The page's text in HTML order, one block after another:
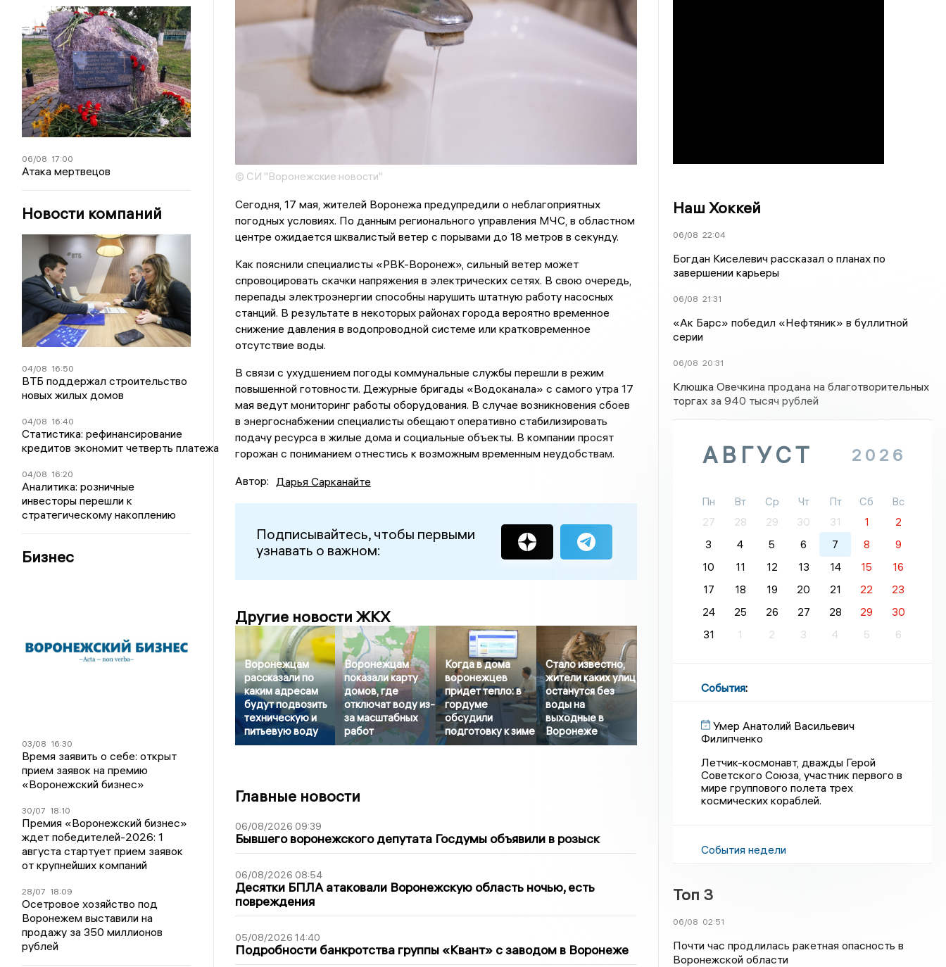
06/08 17:00
Атака мертвецов
Новости компаний
04/08 16:50
ВТБ поддержал строительство
новых жилых домов
04/08 16:40
Статистика: рефинансирование
кредитов экономит четверть платежа
04/08 16:20
Аналитика: розничные
инвесторы перешли к
стратегическому накоплению
Бизнес
03/08 16:30
Время заявить о себе: открыт
прием заявок на премию
«Воронежский бизнес»
30/07 18:10
Премия «Воронежский бизнес»
ждет победителей-2026: 1
августа стартует прием заявок
от крупнейших компаний
28/07 18:09
Осетровое хозяйство под
Воронежем выставили на
продажу за 350 миллионов
рублей
© СИ "Воронежские новости"
Сегодня, 17 мая, жителей Воронежа предупредили о неблагоприятных
погодных условиях. По данным регионального управления МЧС, в областном
центре ожидается шквалистый ветер с порывами до 18 метров в секунду.
Как пояснили специалисты «РВК-Воронеж», сильный ветер может
спровоцировать скачки напряжения в электрических сетях. В свою очередь,
перепады электроэнергии способны нарушить штатную работу насосных
станций. В результате в некоторых районах города вероятно временное
снижение давления в водопроводной системе или кратковременное
отсутствие воды.
В связи с ухудшением погоды коммунальные службы перешли в режим
повышенной готовности. Дежурные бригады «Водоканала» с самого утра 17
мая ведут мониторинг работы оборудования. В случае возникновения сбоев
в энергоснабжении специалисты обещают оперативно стабилизировать
подачу ресурса в жилые дома и социальные объекты. В компании просят
горожан с пониманием отнестись к возможным временным неудобствам.
Автор: Дарья Сарканайте
Подписывайтесь, чтобы первыми
узнавать о важном:
Другие новости ЖКХ
Воронежцам
рассказали по
каким адресам
будут подвозить
техническую и
питьевую воду
Воронежцам
показали карту
домов, где
отключат воду из-
за масштабных
работ
Когда в дома
воронежцев
придет тепло: в
гордуме
обсудили
подготовку к зиме
Стало известно,
жители каких улиц
останутся без
воды на
выходные в
Воронеже
Главные новости
06/08/2026 09:39
Бывшего воронежского депутата Госдумы объявили в розыск
06/08/2026 08:54
Десятки БПЛА атаковали Воронежскую область ночью, есть
повреждения
05/08/2026 14:40
Подробности банкротства группы «Квант» с заводом в Воронеже
Наш Хоккей
06/08 22:04
Богдан Киселевич рассказал о планах по
завершении карьеры
06/08 21:31
«Ак Барс» победил «Нефтяник» в буллитной
серии
06/08 20:31
Клюшка Овечкина продана на благотворительных
торгах за 940 тысяч рублей
АВГУСТ 2026
Пн Вт Ср Чт Пт Сб
Вс
27
28 29 30 31 1
2
3
4 5 6 7 8
9
10
11 12 13 14 15
16
17
18 19 20 21 22
23
24
25 26 27 28 29
30
31
1 2 3 4 5 6
События:
Умер Анатолий Васильевич
Филипченко
Летчик-космонавт, дважды Герой
Советского Союза, участник первого в
мире группового полета трех
космических кораблей.
События недели
Топ 3
06/08 02:51
Почти час продлилась ракетная опасность в
Воронежской области